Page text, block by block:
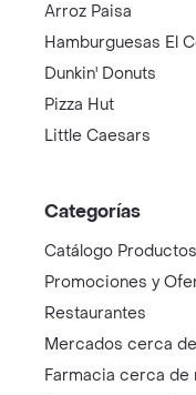
Arroz Paisa
Hamburguesas El
Dunkin' Donuts
Pizza Hut
Little Caesars
Categorías
Catálogo Productos
Promociones y
Restaurantes
Mercados cerca
Farmacia cerca de